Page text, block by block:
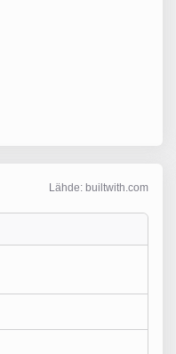
Lähde: builtwith.com